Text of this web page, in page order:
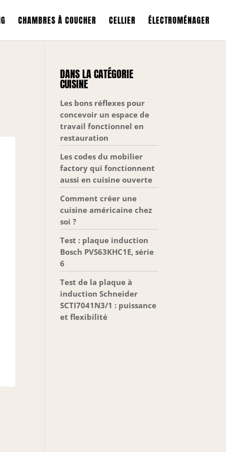
CHAMBRES À COUCHER CELLIER ÉLECTROMÉNAGER
DANS LA CATÉGORIE
CUISINE
Les bons réflexes pour
concevoir un espace de
travail fonctionnel en
restauration
Les codes du mobilier
factory qui fonctionnent
aussi en cuisine ouverte
Comment créer une
cuisine américaine chez
soi ?
Test : plaque induction
Bosch PVS63KHC1E, série
6
Test de la plaque à
induction Schneider
SCTI7041N3/1 : puissance
et flexibilité